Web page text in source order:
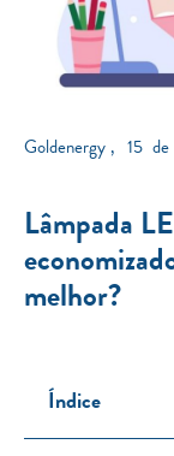
Goldenergy 15
Lâmpada
melhor?
Índice